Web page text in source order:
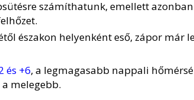
számíthatunk, emellett azonban
északon helyenként eső, zápor már
és +6, a legmagasabb nappali
melegebb.